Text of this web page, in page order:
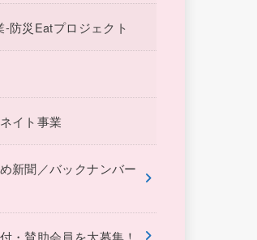
防災Eatプロジェクト
イト事業
新聞／バックナンバー
・賛助会員を大募集！